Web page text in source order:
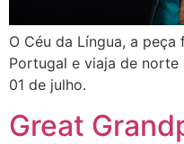
O Céu da Língua, a
Portugal e viaja de norte
01 de julho.
Great